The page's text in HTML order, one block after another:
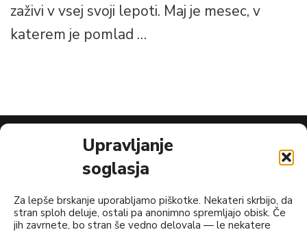
Upravljanje
soglasja
Za lepše brskanje uporabljamo piškotke. Nekateri skrbijo, da
stran sploh deluje, ostali pa anonimno spremljajo obisk. Če
jih zavrnete, bo stran še vedno delovala — le nekatere
zaživi v vsej svoji lepoti. Maj je mesec, v
katerem je pomlad …
NAJNOVEJŠI PRISPEVKI
Cukrove ideje za dobro poletno kosilo
Bučke so zakon!